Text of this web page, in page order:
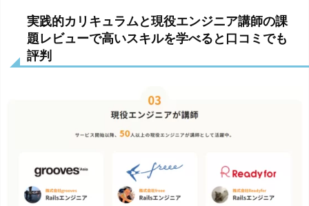
実践的カリキュラムと現役エンジニア講師の課
題レビューで高いスキルを学べると口コミでも
評判